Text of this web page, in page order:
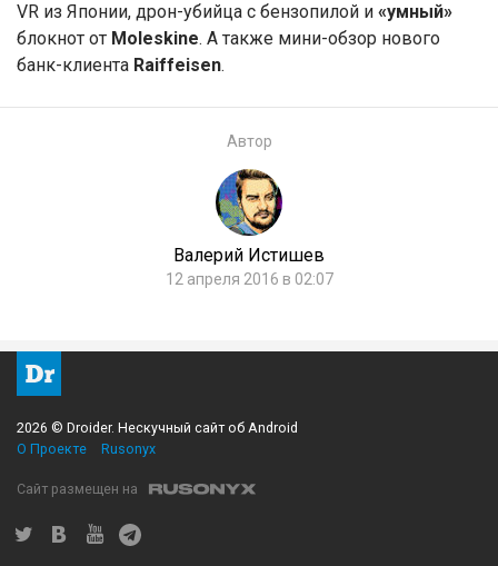
VR из Японии, дрон-убийца с бензопилой и «умный»
блокнот от Moleskine. А также мини-обзор нового
банк-клиента Raiffeisen.
Автор
Валерий Истишев
12 апреля 2016 в 02:07
2026 © Droider. Нескучный сайт об Android
О Проекте
Rusonyx
Сайт размещен на